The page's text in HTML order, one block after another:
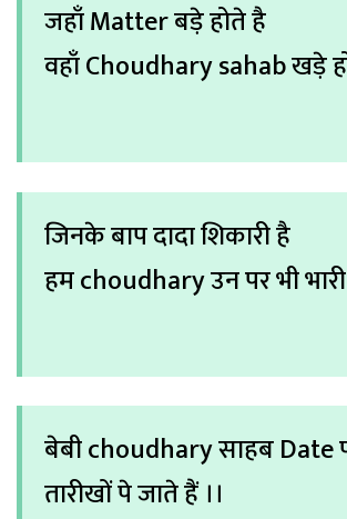
जहाँ Matter बड़े होते है
वहाँ Choudhary sahab खड़े
जिनके बाप दादा शिकारी है
हम choudhary उन पर भी
बेबी choudhary साहब Date
तारीखों पे जाते हैं ।।